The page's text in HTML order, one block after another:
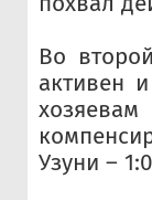
Во
активен
Узуни –